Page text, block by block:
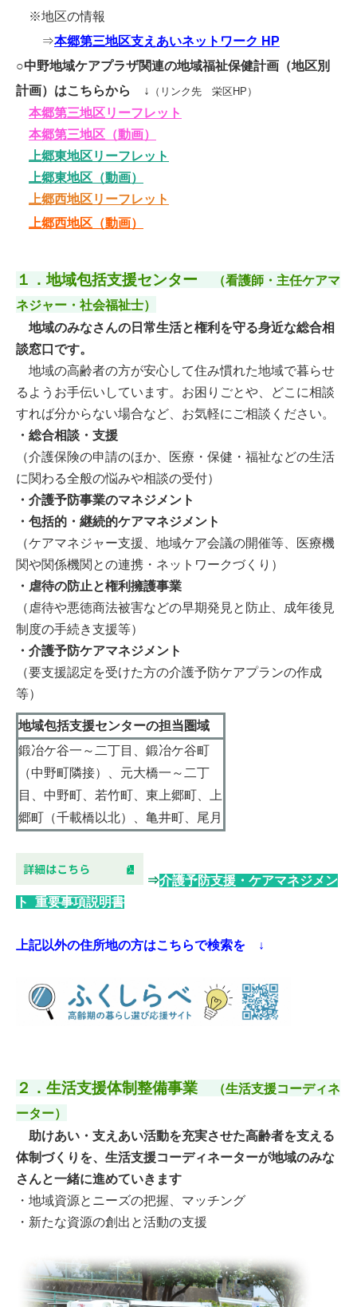
※地区の情報
⇒本郷第三地区支えあいネットワーク HP
○中野地域ケアプラザ関連の地域福祉保健計画（地区別
計画）はこちらから ↓
（リンク先 栄区HP）
本郷第三地区リーフレット
本郷第三地区（動画）
上郷東地区リーフレット
上郷東地区（動画）
上郷西地区リーフレット
上郷西地区（動画）
１．地域包括支援センター
（看護師・主任ケアマ
ネジャー・社会福祉士）
地域のみなさんの日常生活と権利を守る身近な総合相
談窓口です。
地域の高齢者の方が安心して住み慣れた地域で暮らせ
るようお手伝いしています。お困りごとや、どこに相談
すれば分からない場合など、お気軽にご相談ください。
・総合相談・支援
（介護保険の申請のほか、医療・保健・福祉などの生活
に関わる全般の悩みや相談の受付）
・介護予防事業のマネジメント
・包括的・継続的ケアマネジメント
（ケアマネジャー支援、地域ケア会議の開催等、医療機
関や関係機関との連携・ネットワークづくり）
・虐待の防止と権利擁護事業
（虐待や悪徳商法被害などの早期発見と防止、成年後見
制度の手続き支援等）
・介護予防ケアマネジメント
（要支援認定を受けた方の介護予防ケアプランの作成
等）
地域包括支援センターの担当圏域
鍛冶ケ谷一～二丁目、鍛冶ケ谷町
（中野町隣接）、元大橋一～二丁
目、中野町、若竹町、東上郷町、上
郷町（千載橋以北）、亀井町、尾月
⇒介護予防支援・ケアマネジメン
ト 重要事項説明書
上記以外の住所地の方はこちらで検索を ↓
２．生活支援体制整備事業
（生活支援コーディネ
ーター）
助けあい・支えあい活動を充実させた高齢者を支える
体制づくりを、生活支援コーディネーターが地域のみな
さんと一緒に進めていきます
・地域資源とニーズの把握、マッチング
・新たな資源の創出と活動の支援